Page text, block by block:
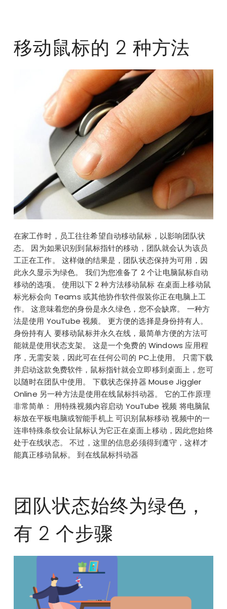
移动鼠标的 2 种方法
在家工作时，员工往往希望自动移动鼠标，以影响团队状
态。 因为如果识别到鼠标指针的移动，团队就会认为该员
工正在工作。 这样做的结果是，团队状态保持为可用，因
此永久显示为绿色。 我们为您准备了 2 个让电脑鼠标自动
移动的选项。 使用以下 2 种方法移动鼠标 在桌面上移动鼠
标光标会向 Teams 或其他协作软件假装你正在电脑上工
作。 这意味着您的身份是永久绿色，您不会缺席。 一种方
法是使用 YouTube 视频。 更方便的选择是身份持有人。
身份持有人 要移动鼠标并永久在线，最简单方便的方法可
能就是使用状态支架。 这是一个免费的 Windows 应用程
序，无需安装，因此可在任何公司的 PC上使用。 只需下载
并启动这款免费软件，鼠标指针就会立即移到桌面上，您可
以随时在团队中使用。 下载状态保持器 Mouse Jiggler
Online 另一种方法是使用在线鼠标抖动器。 它的工作原理
非常简单： 用特殊视频内容启动 YouTube 视频 将电脑鼠
标放在平板电脑或智能手机上 可识别鼠标移动 视频中的一
连串特殊条纹会让鼠标认为它正在桌面上移动，因此您始终
处于在线状态。 不过，这里的信息必须得到遵守，这样才
能真正移动鼠标。 到在线鼠标抖动器
团队状态始终为绿色，
有 2 个步骤